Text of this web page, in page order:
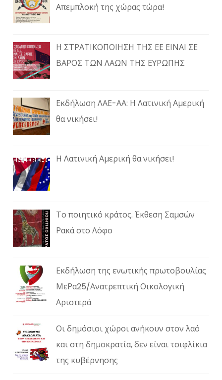
Απεμπλοκή της χώρας τώρα!
Η ΣΤΡΑΤΙΚΟΠΟΙΗΣΗ ΤΗΣ ΕΕ ΕΙΝΑΙ ΣΕ
ΒΑΡΟΣ ΤΩΝ ΛΑΩΝ ΤΗΣ ΕΥΡΩΠΗΣ
Εκδήλωση ΛΑΕ-ΑΑ: Η Λατινική Αμερική
θα νικήσει!
Η Λατινική Αμερική θα νικήσει!
Το ποιητικό κράτος. Έκθεση Σαμσών
Ρακά στο Λόφο
Εκδήλωση της ενωτικής πρωτοβουλίας
ΜεΡα25/Ανατρεπτική Οικολογική
Αριστερά
Οι δημόσιοι χώροι ανήκουν στον λαό
και στη δημοκρατία, δεν είναι τσιφλίκια
της κυβέρνησης